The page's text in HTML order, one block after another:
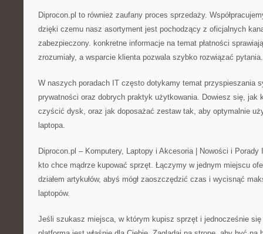
Diprocon.pl to również zaufany proces sprzedaży.
dzięki czemu nasz asortyment jest pochodzący z oficjalnych
zabezpieczony. konkretne informacje na temat płatności
zrozumiały, a wsparcie klienta pozwala szybko rozwiązać pytania.
W naszych poradach IT często dotykamy temat przyspieszania
prywatności oraz dobrych praktyk użytkowania. Dowiesz się, jak
czyścić dysk, oraz jak doposażać zestaw tak, aby optymalnie
laptopa.
Diprocon.pl – Komputery, Laptopy i Akcesoria | Nowości i
kto chce mądrze kupować sprzęt. Łączymy w jednym miejscu
działem artykułów, abyś mógł zaoszczędzić czas i wycisnąć
laptopów.
Jeśli szukasz miejsca, w którym kupisz sprzęt i jednocześnie